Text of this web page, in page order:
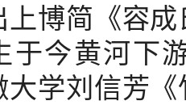
上博简《容
于今黄河下
大学刘信芳